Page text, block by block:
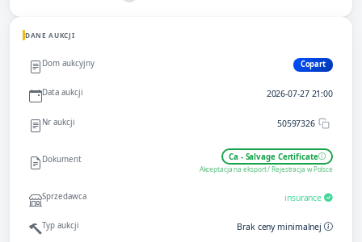
DANE AUKCJI
Dom aukcyjny Copart
Data aukcji 2026-07-27 21:00
Nr aukcji 50597326
Dokument Ca - Salvage Certificate
Akceptacja na eksport / Rejestracja w Polsce
Sprzedawca insurance
Typ aukcji Brak ceny minimalnej